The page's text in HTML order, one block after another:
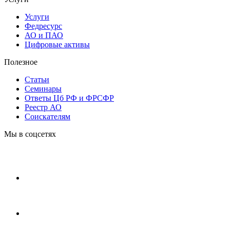
Услуги
Федресурс
АО и ПАО
Цифровые активы
Полезное
Статьи
Cеминары
Ответы Цб РФ и ФРСФР
Реестр АО
Соискателям
Мы в соцсетях